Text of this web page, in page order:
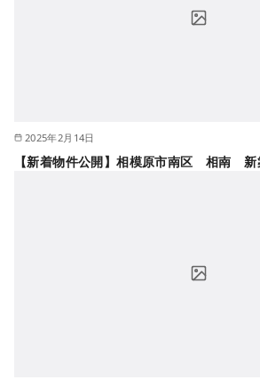
2025年2月14日
【新着物件公開】相模原市南区 相南 新